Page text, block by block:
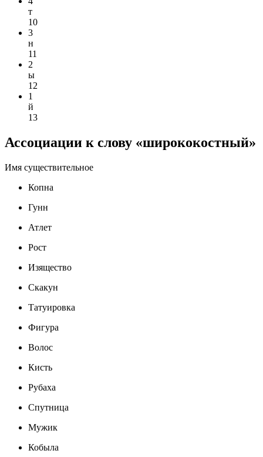
т
10
3
н
11
2
ы
12
1
й
13
Ассоциации к слову «ширококостный»
Имя существительное
Копна
Гунн
Атлет
Рост
Изящество
Скакун
Татуировка
Фигура
Волос
Кисть
Рубаха
Спутница
Мужик
Кобыла